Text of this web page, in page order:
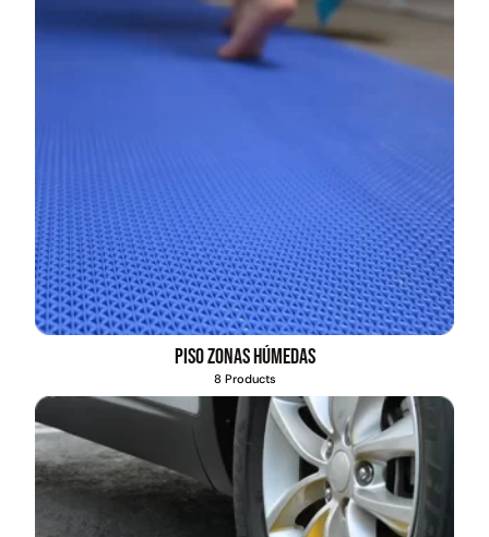
Piso zonas húmedas
8 Products